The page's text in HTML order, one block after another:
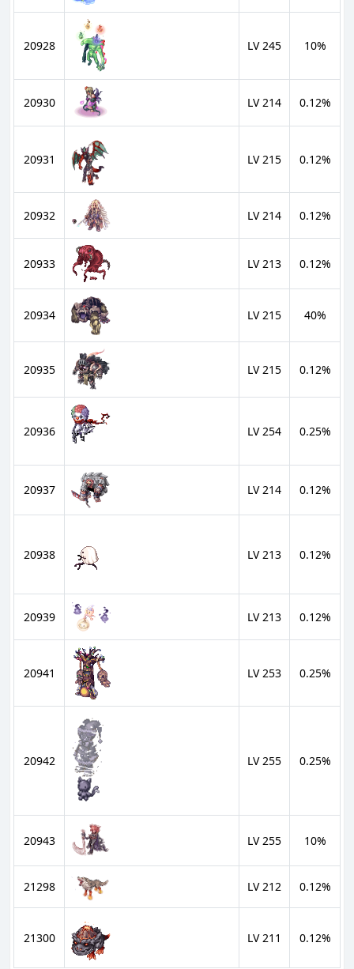
20928 LV 245 10%
20930 LV 214 0.12%
20931 LV 215 0.12%
20932 LV 214 0.12%
20933 LV 213 0.12%
20934 LV 215 40%
20935 LV 215 0.12%
20936 LV 254 0.25%
20937 LV 214 0.12%
20938 LV 213 0.12%
20939 LV 213 0.12%
20941 LV 253 0.25%
20942 LV 255 0.25%
20943 LV 255 10%
21298 LV 212 0.12%
21300 LV 211 0.12%